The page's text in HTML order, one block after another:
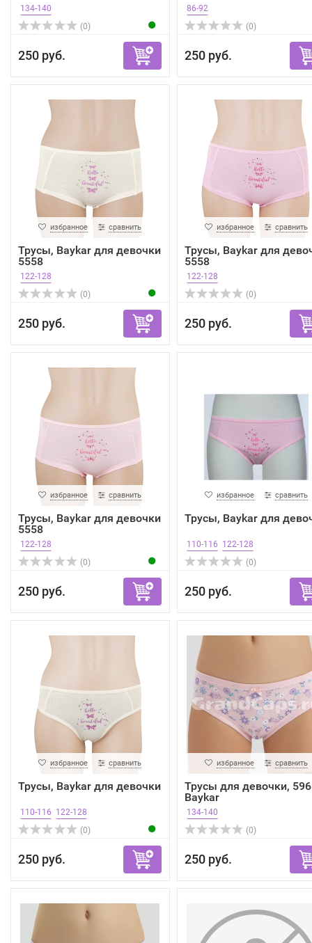
134-140
(0)
250 руб.
86-92
(0)
250 руб.
избранное сравнить
Трусы, Baykar для девочки
5558
122-128
(0)
250 руб.
избранное сравнить
Трусы, Baykar для
5558
122-128
(0)
250 руб.
избранное сравнить
Трусы, Baykar для девочки
5558
122-128
(0)
250 руб.
избранное сравнить
Трусы, Baykar для
110-116 122-128
(0)
250 руб.
избранное сравнить
Трусы, Baykar для девочки
110-116 122-128
(0)
250 руб.
избранное сравнить
Трусы для девочки,
Baykar
134-140
(0)
250 руб.